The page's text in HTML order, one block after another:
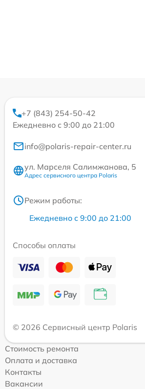
+7 (843) 254-50-42
Ежедневно с 9:00 до 21:00
info@polaris-repair-center.ru
ул. Марселя Салимжанова, 5
Адрес сервисного центра Polaris
Режим работы:
Ежедневно с 9:00 до 21:00
Способы оплаты
© 2026 Сервисный центр Polaris
Стоимость ремонта
Оплата и доставка
Контакты
Вакансии